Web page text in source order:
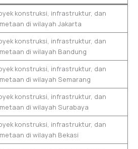
konstruksi, infrastruktur, dan
di wilayah Jakarta
konstruksi, infrastruktur, dan
di wilayah Bandung
konstruksi, infrastruktur, dan
di wilayah Semarang
konstruksi, infrastruktur, dan
di wilayah Surabaya
konstruksi, infrastruktur, dan
di wilayah Bekasi